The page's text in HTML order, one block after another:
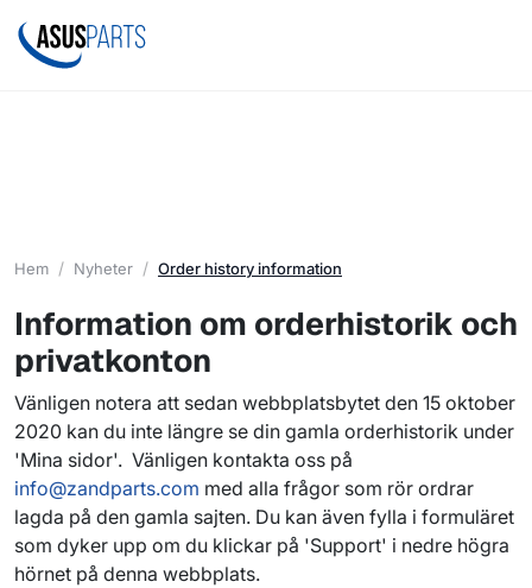
Hem Nyheter Order history information
Information om orderhistorik och
privatkonton
Vänligen notera att sedan webbplatsbytet den 15 oktober
2020 kan du inte längre se din gamla orderhistorik under
'Mina sidor'. Vänligen kontakta oss på
info@zandparts.com med alla frågor som rör ordrar
lagda på den gamla sajten. Du kan även fylla i formuläret
som dyker upp om du klickar på 'Support' i nedre högra
hörnet på denna webbplats.